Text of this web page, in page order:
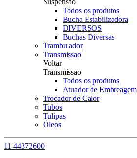
Suspensão
Todos os produtos
Bucha Estabilizadora
DIVERSOS
Buchas Diversas
Trambulador
Transmissao
Voltar
Transmissao
Todos os produtos
Atuador de Embreagem
Trocador de Calor
Tubos
Tulipas
Óleos
11 44372600